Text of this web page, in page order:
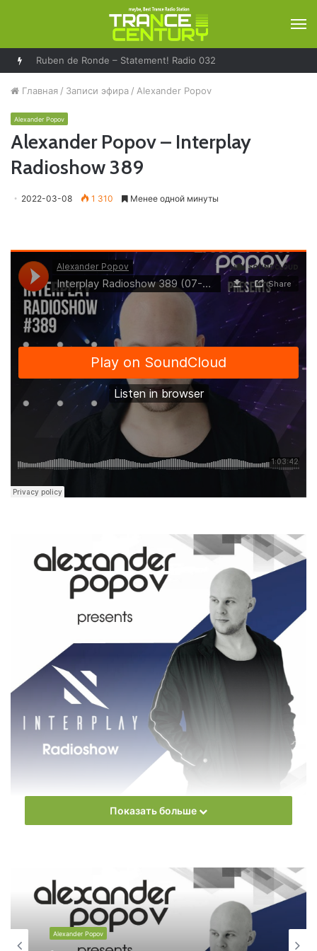
Solarstone – Pure Trance Radio 489
Главная / Записи эфира / Alexander Popov
Alexander Popov
Alexander Popov – Interplay
Radioshow 389
2022-03-08 1 310 Менее одной минуты
Слушать онлайн новый выпуск Alexander Popov
–
Interplay Radioshow онлайн бесплатно
Показать больше
Alexander Popov